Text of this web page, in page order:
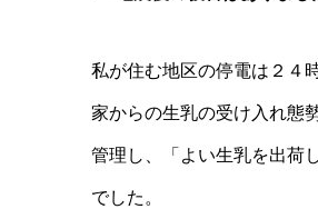
私が住む地区の停電は２４
家からの生乳の受け入れ態
管理し、「よい生乳を出荷
でした。